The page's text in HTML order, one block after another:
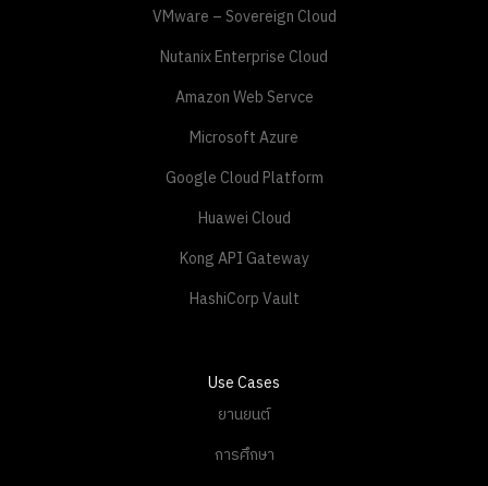
VMware – Sovereign Cloud
Nutanix Enterprise Cloud
Amazon Web Servce
Microsoft Azure
Google Cloud Platform
Huawei Cloud
Kong API Gateway
HashiCorp Vault
Use Cases
ยานยนต์
การศึกษา